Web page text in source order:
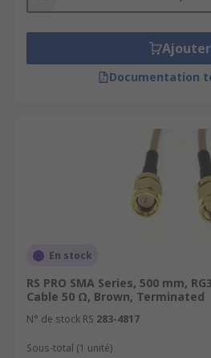
Ajouter
Documentation
En stock
RS PRO SMA Series, 500 mm,
Cable 50 Ω, Brown, Terminated
N° de stock RS 283-4817
Sous-total (1 unité)